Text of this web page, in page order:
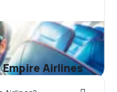
Airlines